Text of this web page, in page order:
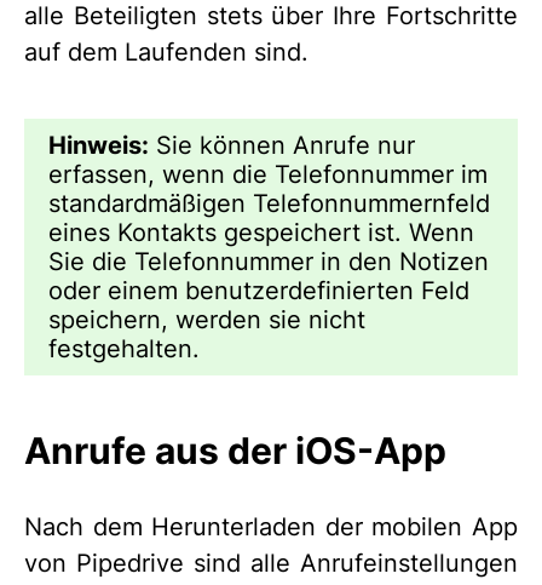
alle Beteiligten stets über Ihre Fortschritte
auf dem Laufenden sind.
Hinweis: Sie können Anrufe nur
erfassen, wenn die Telefonnummer im
standardmäßigen Telefonnummernfeld
eines Kontakts gespeichert ist. Wenn
Sie die Telefonnummer in den Notizen
oder einem benutzerdefinierten Feld
speichern, werden sie nicht
festgehalten.
Anrufe aus der iOS-App
Nach dem Herunterladen der mobilen App
von Pipedrive sind alle Anrufeinstellungen